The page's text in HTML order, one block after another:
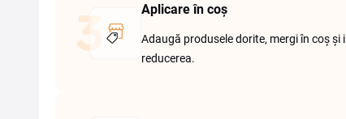
Aplicare în coș
Adaugă produsele dorite, mergi în coș
reducerea.